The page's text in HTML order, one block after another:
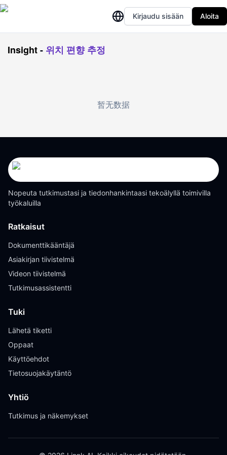
Kirjaudu sisään Aloita
Insight- 위치 편향 추정
暂无数据
Nopeuta tutkimustasi ja tiedonhankintaasi tekoälyllä toimivilla
työkaluilla
Ratkaisut
Dokumenttikääntäjä
Asiakirjan tiivistelmä
Videon tiivistelmä
Tutkimusassistentti
Tuki
Lähetä tiketti
Oppaat
Käyttöehdot
Tietosuojakäytäntö
Yhtiö
Tutkimus ja näkemykset